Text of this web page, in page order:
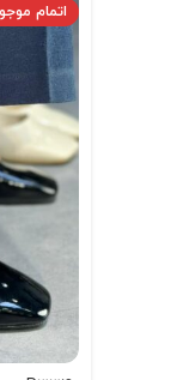
اتمام